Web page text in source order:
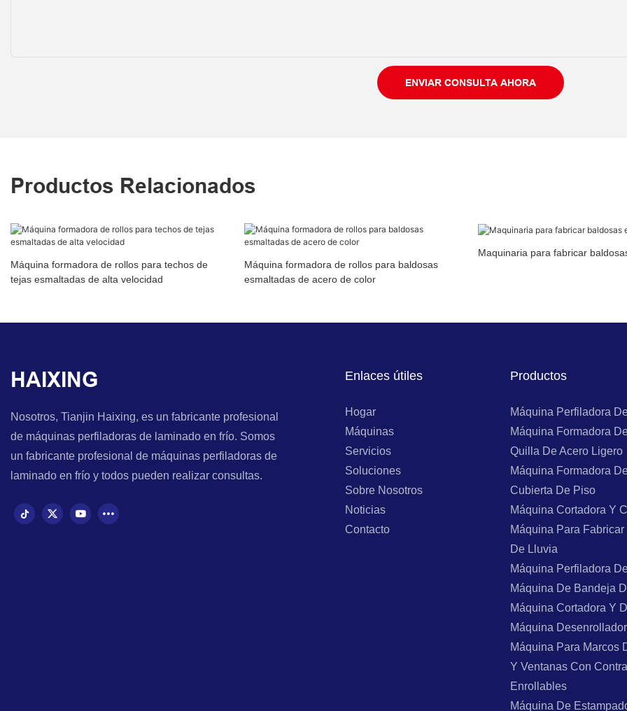
ENVIAR CONSULTA AHORA
Productos Relacionados
Máquina formadora de rollos para techos de
tejas esmaltadas de alta velocidad
Máquina formadora de rollos para baldosas
esmaltadas de acero de color
Maquinaria para fabricar
HAIXING
Nosotros, Tianjin Haixing, es un fabricante profesional
de máquinas perfiladoras de laminado en frío. Somos
un fabricante profesional de máquinas perfiladoras de
laminado en frío y todos pueden realizar consultas.
Enlaces útiles
Hogar
Máquinas
Servicios
Soluciones
Sobre Nosotros
Noticias
Contacto
Productos
Máquina Perfiladora
Máquina Formadora
Quilla De Acero Ligero
Máquina Formadora
Cubierta De Piso
Máquina Cortadora Y
Máquina Para
De Lluvia
Máquina Perfiladora
Máquina De Bandeja
Máquina Cortadora Y
Máquina
Máquina Para Marcos
Y Ventanas Con
Enrollables
Máquina De